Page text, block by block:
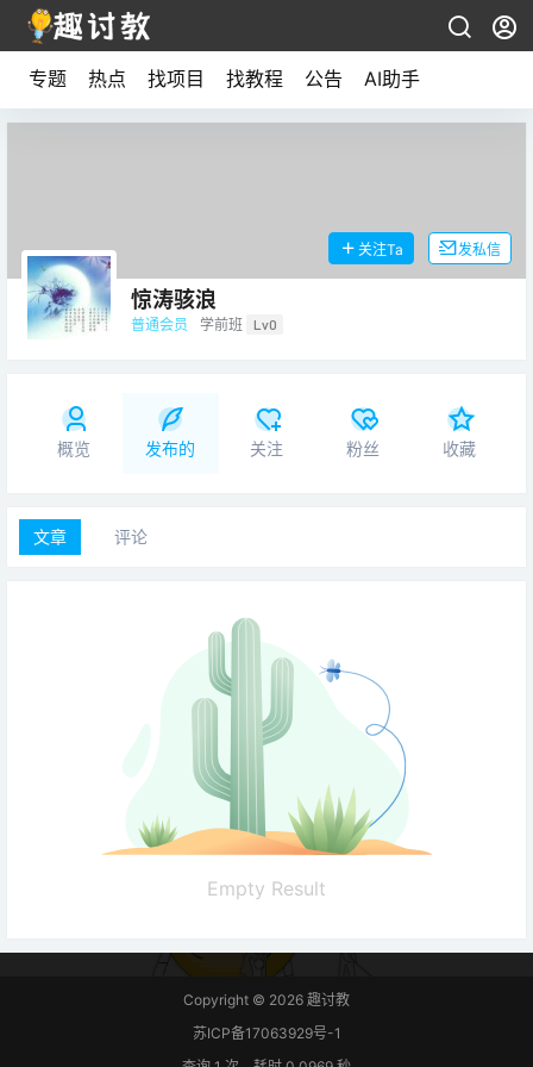
专题 热点 找项目 找教程 公告 AI助手
惊涛骇浪
普通会员 学前班 Lv0
关注Ta 发私信
概览 发布的 关注 粉丝 收藏
文章 评论
Empty Result
Copyright © 2026 趣讨教
苏ICP备17063929号-1